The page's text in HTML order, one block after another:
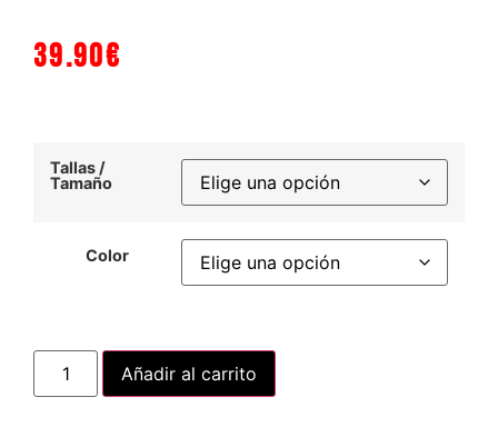
39.90€
Tallas /
Tamaño
Color
Añadir al carrito